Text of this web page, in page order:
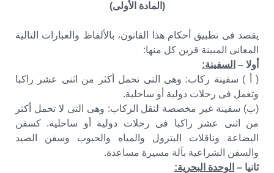
(المادة الأولى)
يقصد فى تطبيق أحكام هذا القانون، بالألفاظ والعبارات التالية
المعانى المبينة قرين كل منها:
أولا – السفينة:
( أ ) سفينة ركاب: وهى التى تحمل أكثر من اثنى عشر راكبا
وتعمل فى رحلات دولية أو ساحلية.
(ب) سفينة غير مخصصة لنقل الركاب: وهى التى لا تحمل أكثر
من اثنى عشر راكبا فى رحلات دولية أو ساحلية. كسفن
البضاعة وناقلات البترول والمياه والحبوب وسفن الصيد
والسفن الشراعية بآلة مسيرة مساعدة.
ثانيا – الوحدة البحرية: